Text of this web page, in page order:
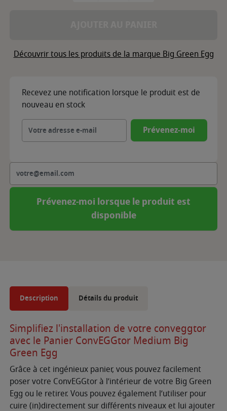
Découvrir tous les produits de la marque Big Green Egg
Recevez une notification lorsque le produit est de
nouveau en stock
Prévenez-moi
Prévenez-moi lorsque le produit est
disponible
Description Détails du produit
Simplifiez l'installation de votre conveggtor
avec le Panier ConvEGGtor Medium Big
Green Egg
Grâce à cet ingénieux panier, vous pouvez facilement
poser votre ConvEGGtor à l’intérieur de votre Big Green
Egg ou le retirer. Vous pouvez également l’utiliser pour
cuire (in)directement sur différents niveaux et lui ajouter